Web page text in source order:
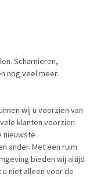
Scharnieren,
nog veel meer.
wij u voorzien van
klanten voorzien
nieuwste
ander. Met een ruim
bieden wij altijd
niet alleen voor de